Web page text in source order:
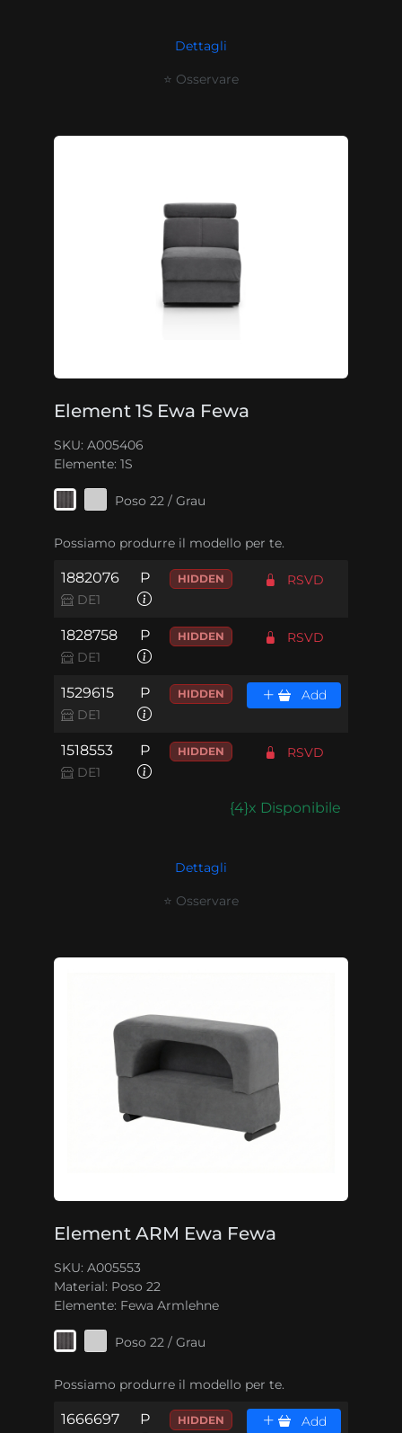
Dettagli
⭐ Osservare
Element 1S Ewa Fewa
SKU: A005406
Elemente: 1S
Poso 22 / Grau
Possiamo produrre il modello per te.
1882076
DE1
P HIDDEN RSVD
1828758
DE1
P HIDDEN RSVD
1529615
DE1
P HIDDEN Add
1518553
DE1
P HIDDEN RSVD
{4}x Disponibile
Dettagli
⭐ Osservare
Element ARM Ewa Fewa
SKU: A005553
Material: Poso 22
Elemente: Fewa Armlehne
Poso 22 / Grau
Possiamo produrre il modello per te.
1666697 P HIDDEN Add